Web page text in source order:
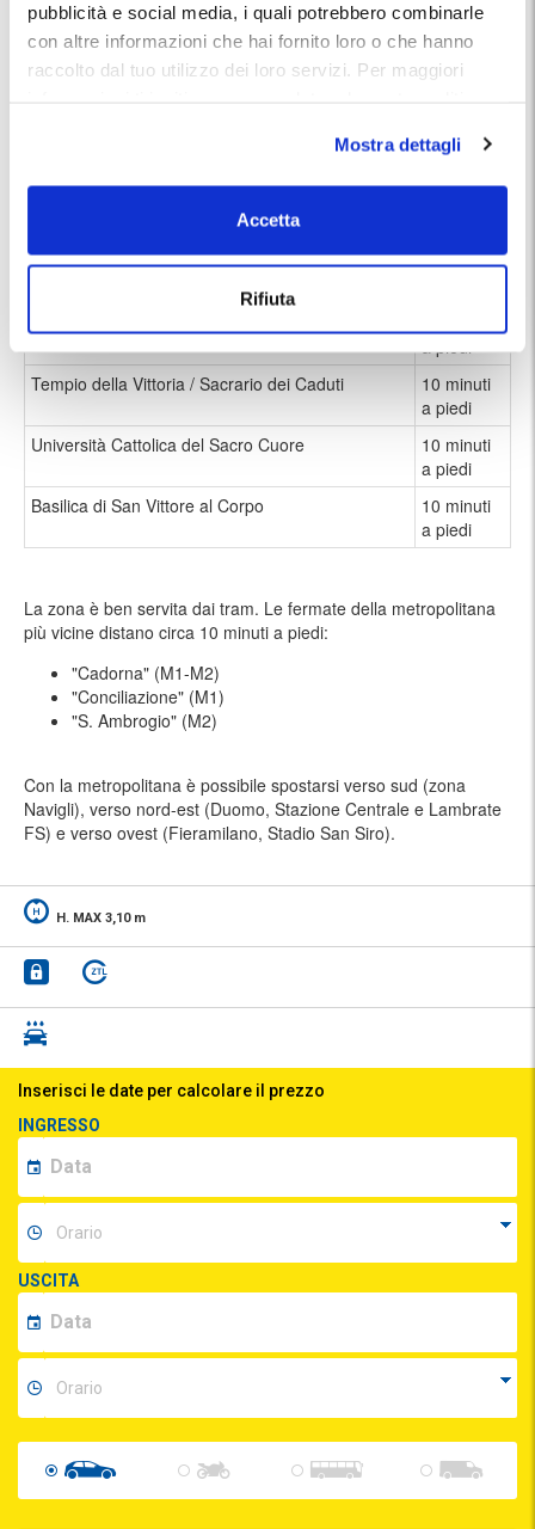
pubblicità e social media, i quali potrebbero combinarle
con altre informazioni che hai fornito loro o che hanno
raccolto dal tuo utilizzo dei loro servizi. Per maggiori
Mostra dettagli
Accetta
Rifiuta
più importanti luoghi di interesse della città:
Museo del Cenacolo Vinciano
5 minuti a
Chiesa di Santa Maria delle Grazie, che ospita
5 minuti a
piedi
Tecnologia Leonardo da Vinci
Parco Sempione e Castello Sforzesco
10 minuti
Tempio della Vittoria / Sacrario dei Caduti
10 minuti
a piedi
Università Cattolica del Sacro Cuore
10 minuti
a piedi
Basilica di San Vittore al Corpo
10 minuti
a piedi
La zona è ben servita dai tram. Le fermate della metropolitana
più vicine distano circa 10 minuti a piedi:
"Cadorna" (M1-M2)
"Conciliazione" (M1)
"S. Ambrogio" (M2)
Con la metropolitana è possibile spostarsi verso sud (zona
Navigli), verso nord-est (Duomo, Stazione Centrale e Lambrate
FS) e verso ovest (Fieramilano, Stadio San Siro).
H. MAX 3,10 m
Inserisci le date per calcolare il prezzo
INGRESSO
USCITA